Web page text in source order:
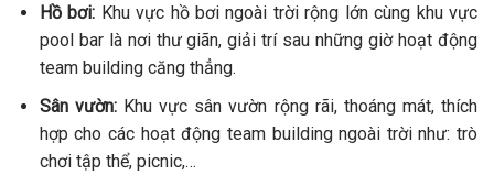
Hồ bơi: Khu vực hồ bơi ngoài trời rộng lớn cùng khu vực
pool bar là nơi thư giãn, giải trí sau những giờ hoạt động
team building căng thẳng.
Sân vườn:Khu vực sân vườn rộng rãi, thoáng mát, thích
hợp cho các hoạt động team building ngoài trời như: trò
chơi tập thể, picnic,…